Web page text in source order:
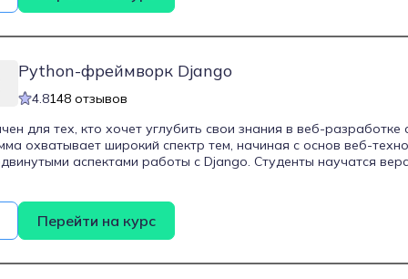
По завершении курса выпускники получают сертификат и
Python-фреймворк Django
4.8148 отзывов
для тех, кто хочет углубить свои знания в веб-разработке
охватывает широкий спектр тем, начиная с основ веб-
аспектами работы с Django. Студенты научатся
модулей и более 80 видеоуроков, что позволяет
рассчитано на 3 месяца, однако доступ к материалам
проходить курс в удобном темпе.
Перейти на курс